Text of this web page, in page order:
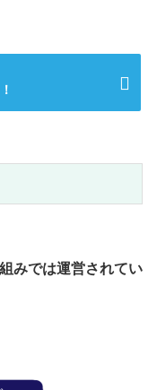
みでは運営されてい